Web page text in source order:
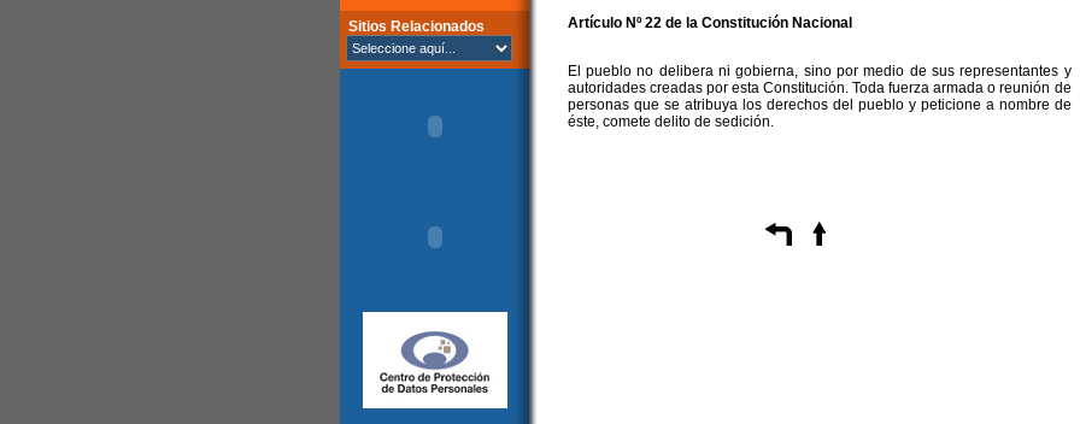
Sitios Relacionados Artículo Nº 22 de la Constitución Nacional
El pueblo no delibera ni gobierna, sino por medio de sus representantes y
autoridades creadas por esta Constitución. Toda fuerza armada o reunión de
personas que se atribuya los derechos del pueblo y peticione a nombre de
éste, comete delito de sedición.